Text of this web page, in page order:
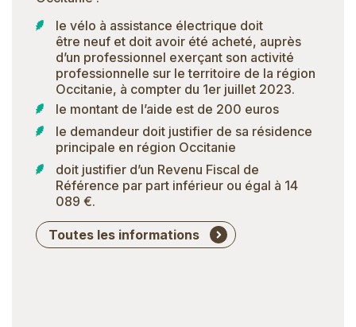
le vélo à assistance électrique doit
être neuf et doit avoir été acheté, auprès
d’un professionnel exerçant son activité
professionnelle sur le territoire de la région
Occitanie, à compter du 1er juillet 2023.
le montant de l’aide est de 200 euros
le demandeur doit justifier de sa résidence
principale en région Occitanie
doit justifier d’un Revenu Fiscal de
Référence par part inférieur ou égal à 14
089 €.
Toutes les informations